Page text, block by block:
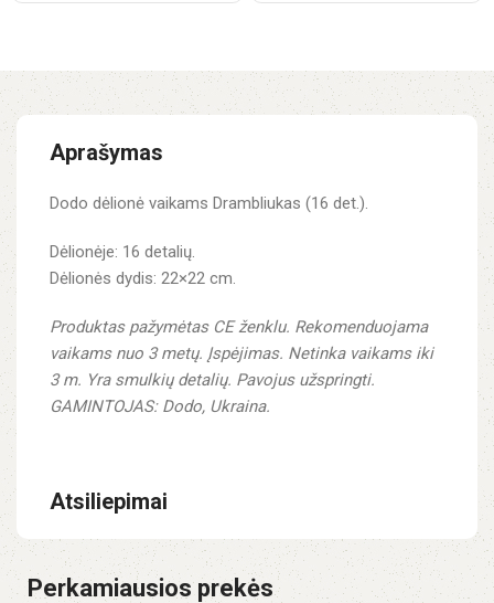
Aprašymas
Dodo dėlionė vaikams Drambliukas (16 det.).
Dėlionėje: 16 detalių.
Dėlionės dydis: 22×22 cm.
Produktas pažymėtas CE ženklu. Rekomenduojama
vaikams nuo 3 metų. Įspėjimas. Netinka vaikams iki
3 m. Yra smulkių detalių. Pavojus užspringti.
GAMINTOJAS: Dodo, Ukraina.
Atsiliepimai
Perkamiausios prekės